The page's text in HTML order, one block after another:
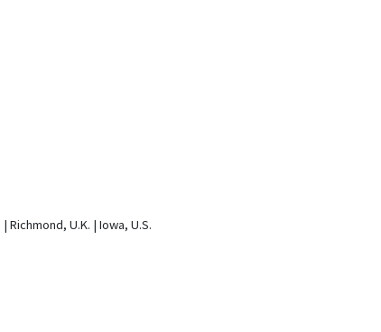
Richmond, U.K. | Iowa, U.S.